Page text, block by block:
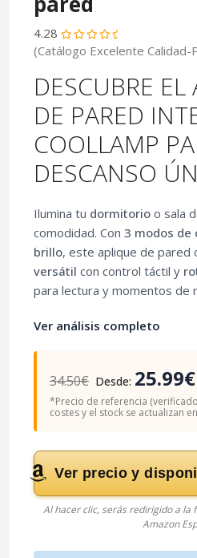
4.28
(Catálogo Excelente Calidad-
DESCUBRE EL
DE PARED
COOLLAMP
DESCANSO
Ilumina tu dormitorio o sala
comodidad. Con 3 modos de
brillo, este aplique de pared
versátil con control táctil y
para lectura y momentos de
Ver análisis completo
34.50€ Desde: 25.99€
*Precio de referencia
costes y el stock se actualizan
Ver precio y
Al hacer clic, serás redirigido a la
Amazon